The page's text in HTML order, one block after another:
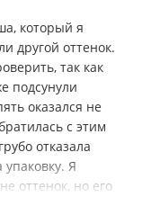
который я
другой оттенок.
так как
подсунули
оказался не
с этим
отказала
Я
оттенок, но его